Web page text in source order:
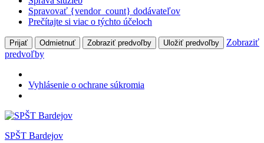
Spravovať {vendor_count} dodávateľov
Prečítajte si viac o týchto účeloch
Prijať Odmietnuť Zobraziť predvoľby Uložiť predvoľby
Zobraziť
predvoľby
Vyhlásenie o ochrane súkromia
Skip
content
SPŠT Bardejov